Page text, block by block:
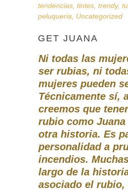
tendencias, tintes, trendy,
peluqueria, Uncategorized
GET JUANA
Ni todas las
ser rubias, ni
mujeres pueden
Técnicamente sí,
creemos que
rubio como Juana
otra historia. Es
personalidad a
incendios.
largo de la
asociado el rubio,